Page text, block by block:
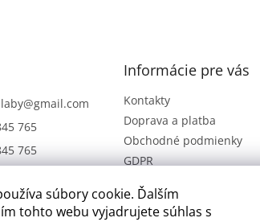
súbory cookie. Ďalším
tohto webu vyjadrujete súhlas s
@gmail.com
765
765
Informácie pre vás
Kontakty
Doprava a platba
Obchodné podmienky
GDPR